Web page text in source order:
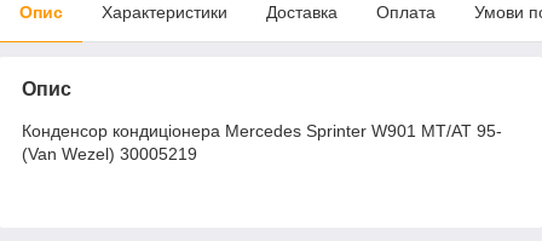
Опис Характеристики Доставка Оплата Умови
Опис
Конденсор кондиціонера Mercedes Sprinter W901 MT/AT 95-
(Van Wezel) 30005219